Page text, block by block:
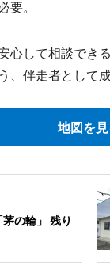
要。
して相談でき
、伴走者として
地図を
の輪」 残り